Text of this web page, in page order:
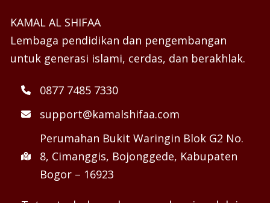
KAMAL AL SHIFAA
Lembaga pendidikan dan pengembangan
untuk generasi islami, cerdas, dan berakhlak.
0877 7485 7330
support@kamalshifaa.com
Perumahan Bukit Waringin Blok G2 No.
8, Cimanggis, Bojonggede, Kabupaten
Bogor – 16923